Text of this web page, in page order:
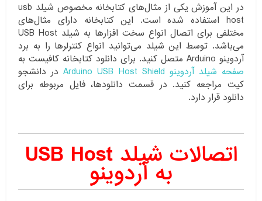
در این آموزش یکی از مثال‌های کتابخانه مخصوص شیلد usb
host استفاده شده است. این کتابخانه دارای مثال‌های
مختلفی برای اتصال انواع سخت افزارها به شیلد USB Host
می‌باشد. توسط این شیلد می‌توانید انواع کنترلرها را به برد
آردوینو Arduino متصل کنید. برای دانلود کتابخانه کافیست به
صفحه شیلد آردوینو Arduino USB Host Shield
در دانشجو
کیت مراجعه کنید. در قسمت دانلودها، فایل مربوطه برای
دانلود قرار دارد.
اتصالات شیلد USB Host
به آردوینو